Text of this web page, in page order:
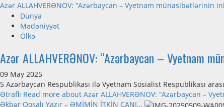
Azər ALLAHVERƏNOV: “Azərbaycan – Vyetnam
Dünya
Mədəniyyət
Ölkə
Azər ALLAHVERƏNOV: “Azərbaycan – Vyetnam
09 May 2025
5 Azərbaycan Respublikası ilə Vyetnam Sosialist Respublikası
Ətraflı Read more about Azər ALLAHVERƏNOV: “Azərbaycan –
Əkbər Qoşalı Yazır – ƏMİMİN İTKİN CANI…